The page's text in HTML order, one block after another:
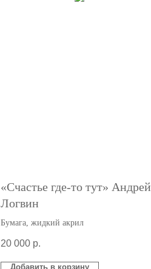
«Счастье где-то тут» Андрей
Логвин
Бумага, жидкий акрил
20 000 р.
Добавить в корзину